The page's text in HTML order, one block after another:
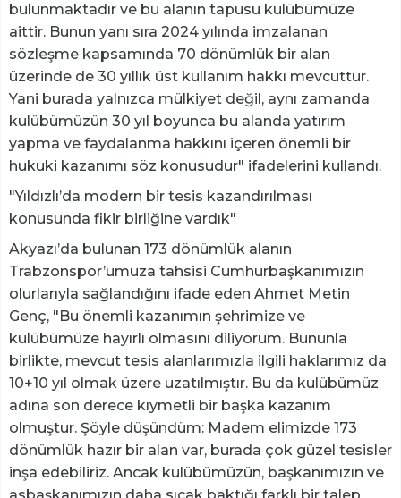
bulunmaktadır ve bu alanın tapusu kulübümüze
aittir. Bunun yanı sıra 2024 yılında imzalanan
sözleşme kapsamında 70 dönümlük bir alan
üzerinde de 30 yıllık üst kullanım hakkı mevcuttur.
Yani burada yalnızca mülkiyet değil, aynı zamanda
kulübümüzün 30 yıl boyunca bu alanda yatırım
yapma ve faydalanma hakkını içeren önemli bir
hukuki kazanımı söz konusudur" ifadelerini kullandı.
"Yıldızlı’da modern bir tesis kazandırılması
konusunda fikir birliğine vardık"
Akyazı’da bulunan 173 dönümlük alanın
Trabzonspor’umuza tahsisi Cumhurbaşkanımızın
olurlarıyla sağlandığını ifade eden Ahmet Metin
Genç, "Bu önemli kazanımın şehrimize ve
kulübümüze hayırlı olmasını diliyorum. Bununla
birlikte, mevcut tesis alanlarımızla ilgili haklarımız da
10+10 yıl olmak üzere uzatılmıştır. Bu da kulübümüz
adına son derece kıymetli bir başka kazanım
olmuştur. Şöyle düşündüm: Madem elimizde 173
dönümlük hazır bir alan var, burada çok güzel tesisler
inşa edebiliriz. Ancak kulübümüzün, başkanımızın ve